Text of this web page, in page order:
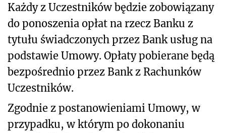
Każdy z Uczestników będzie zobowiązany
do ponoszenia opłat na rzecz Banku z
tytułu świadczonych przez Bank usług na
podstawie Umowy. Opłaty pobierane będą
bezpośrednio przez Bank z Rachunków
Uczestników.
Zgodnie z postanowieniami Umowy, w
przypadku, w którym po dokonaniu